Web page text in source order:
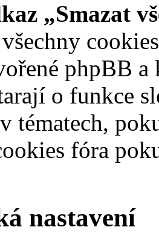
„Smazat
všechny
phpBB a
o funkce
tématech,
fóra
nastavení